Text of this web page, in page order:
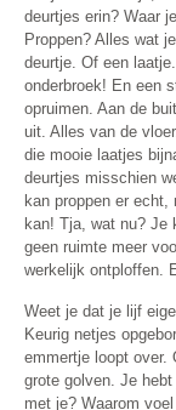
deurtjes erin? Waar
Proppen? Alles wat
deurtje. Of een
onderbroek! En een
opruimen. Aan de
uit. Alles van de
die mooie laatjes
deurtjes misschien
kan proppen er
kan! Tja, wat nu?
geen ruimte meer
werkelijk ontploffen.
Weet je dat je lijf
Keurig netjes
emmertje loopt over.
grote golven. Je
met je? Waarom